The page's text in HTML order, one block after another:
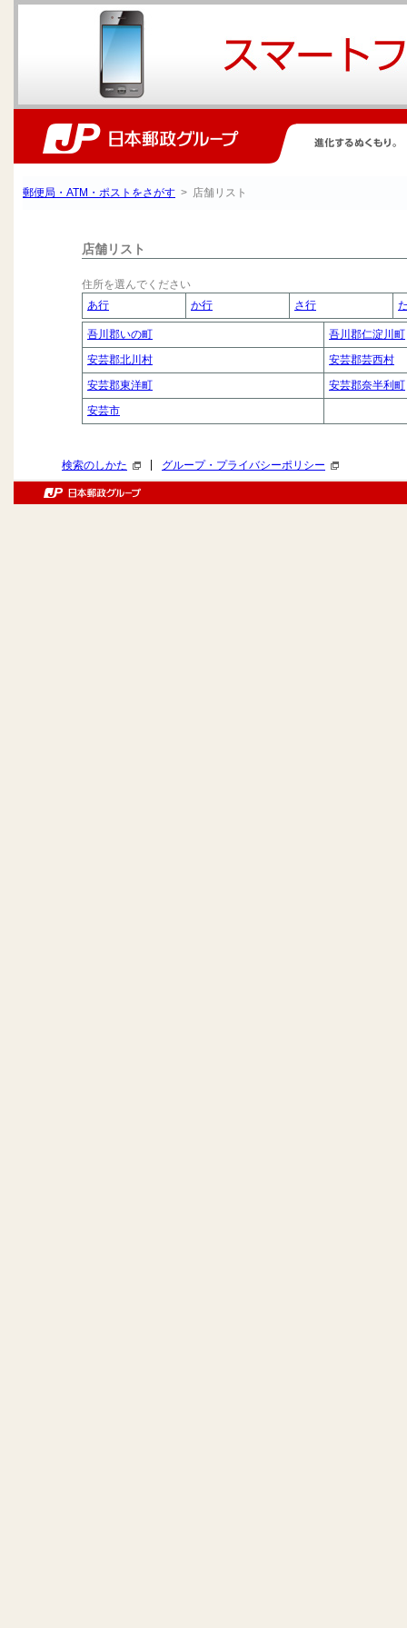
郵便局・ATM・ポストをさがす > 店舗リスト
店舗リスト
住所を選んでください
あ行
か行 さ行
吾川郡いの町
吾川郡仁淀川町
安芸郡北川村
安芸郡芸西村
安芸郡東洋町
安芸郡奈半利町
安芸市
検索のしかた グループ・プライバシーポリシー